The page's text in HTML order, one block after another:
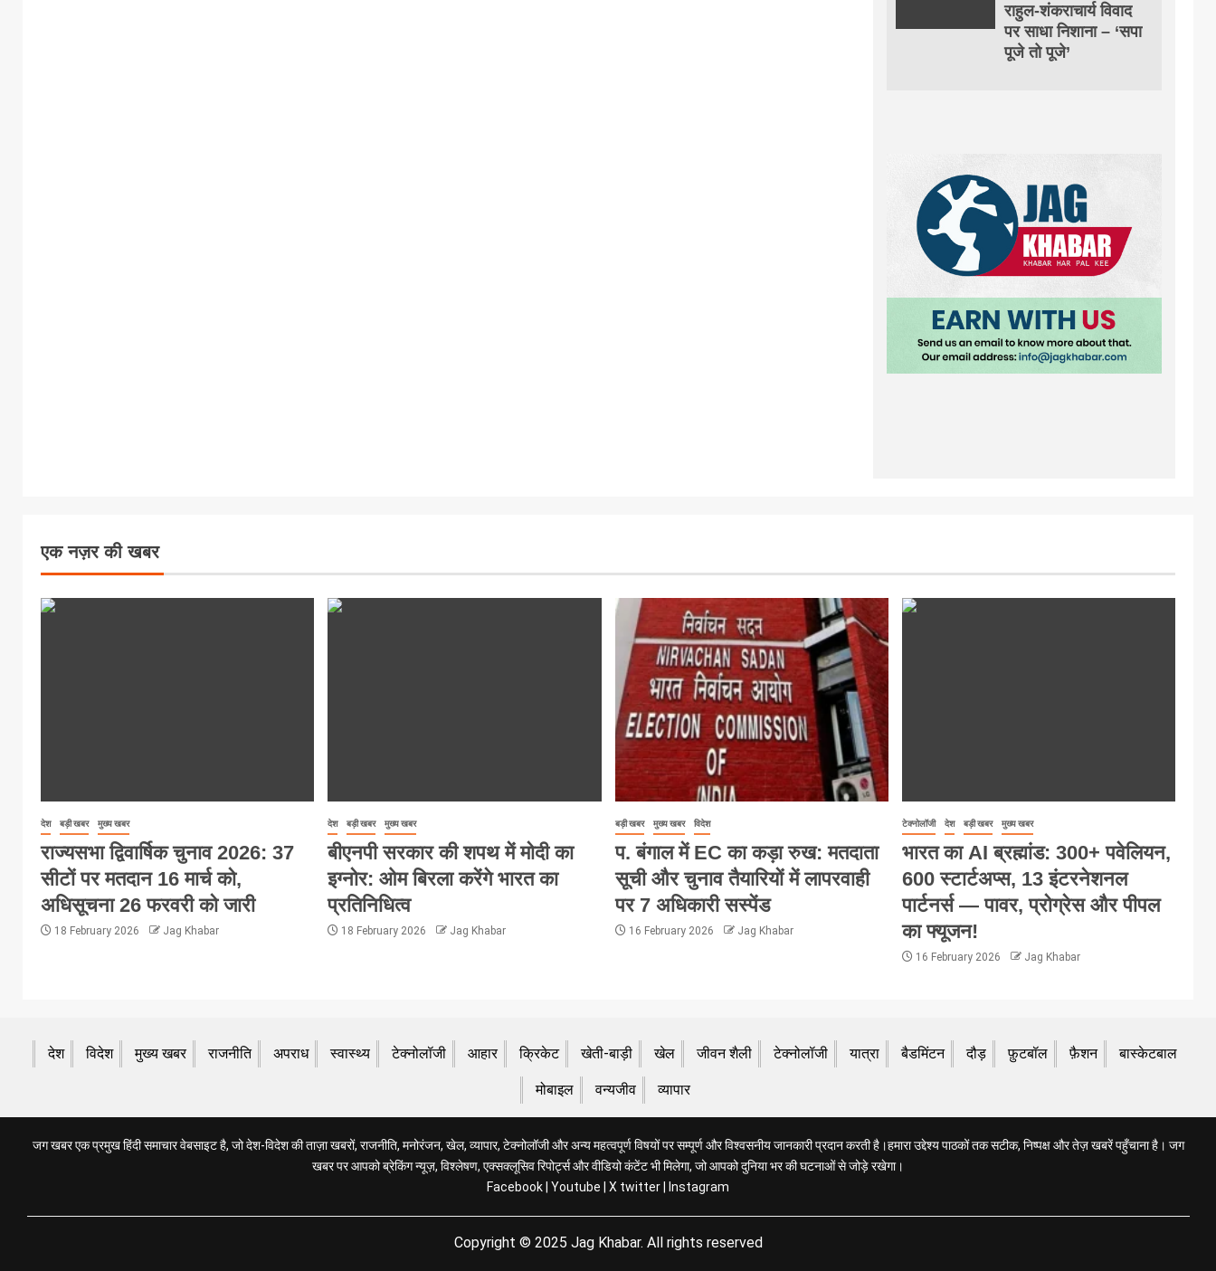
राहुल-शंकराचार्य विवाद
पर साधा निशाना – ‘सपा
पूजे तो पूजे’
एक नज़र की खबर
देश बड़ी खबर मुख्य खबर
राज्यसभा द्विवार्षिक चुनाव 2026: 37
सीटों पर मतदान 16 मार्च को,
अधिसूचना 26 फरवरी को जारी
18 February 2026 Jag Khabar
देश बड़ी खबर मुख्य खबर
बीएनपी सरकार की शपथ में मोदी का
इग्नोर: ओम बिरला करेंगे भारत का
प्रतिनिधित्व
18 February 2026 Jag Khabar
बड़ी खबर मुख्य खबर विदेश
प. बंगाल में EC का कड़ा रुख: मतदाता
सूची और चुनाव तैयारियों में लापरवाही
पर 7 अधिकारी सस्पेंड
16 February 2026 Jag Khabar
टेक्नोलॉजी देश बड़ी खबर मुख्य खबर
भारत का AI ब्रह्मांड: 300+ पवेलियन,
600 स्टार्टअप्स, 13 इंटरनेशनल
पार्टनर्स — पावर, प्रोग्रेस और पीपल
का फ्यूजन!
16 February 2026 Jag Khabar
देश विदेश मुख्य खबर राजनीति अपराध स्वास्थ्य टेक्नोलॉजी आहार क्रिकेट खेती-बाड़ी खेल जीवन शैली टेक्नोलॉजी यात्रा बैडमिंटन दौड़ फ़ुटबॉल फ़ैशन बास्केटबाल
मोबाइल वन्यजीव व्यापार
जग खबर एक प्रमुख हिंदी समाचार वेबसाइट है, जो देश-विदेश की ताज़ा खबरों, राजनीति, मनोरंजन, खेल, व्यापार, टेक्नोलॉजी और अन्य महत्वपूर्ण विषयों पर सम्पूर्ण और विश्वसनीय जानकारी प्रदान करती है।हमारा उद्देश्य पाठकों तक सटीक, निष्पक्ष और तेज़ खबरें पहुँचाना है। जग
खबर पर आपको ब्रेकिंग न्यूज़, विश्लेषण, एक्सक्लूसिव रिपोर्ट्स और वीडियो कंटेंट भी मिलेगा, जो आपको दुनिया भर की घटनाओं से जोड़े रखेगा।
Facebook Youtube X twitter Instagram
Copyright © 2025 Jag Khabar. All rights reserved